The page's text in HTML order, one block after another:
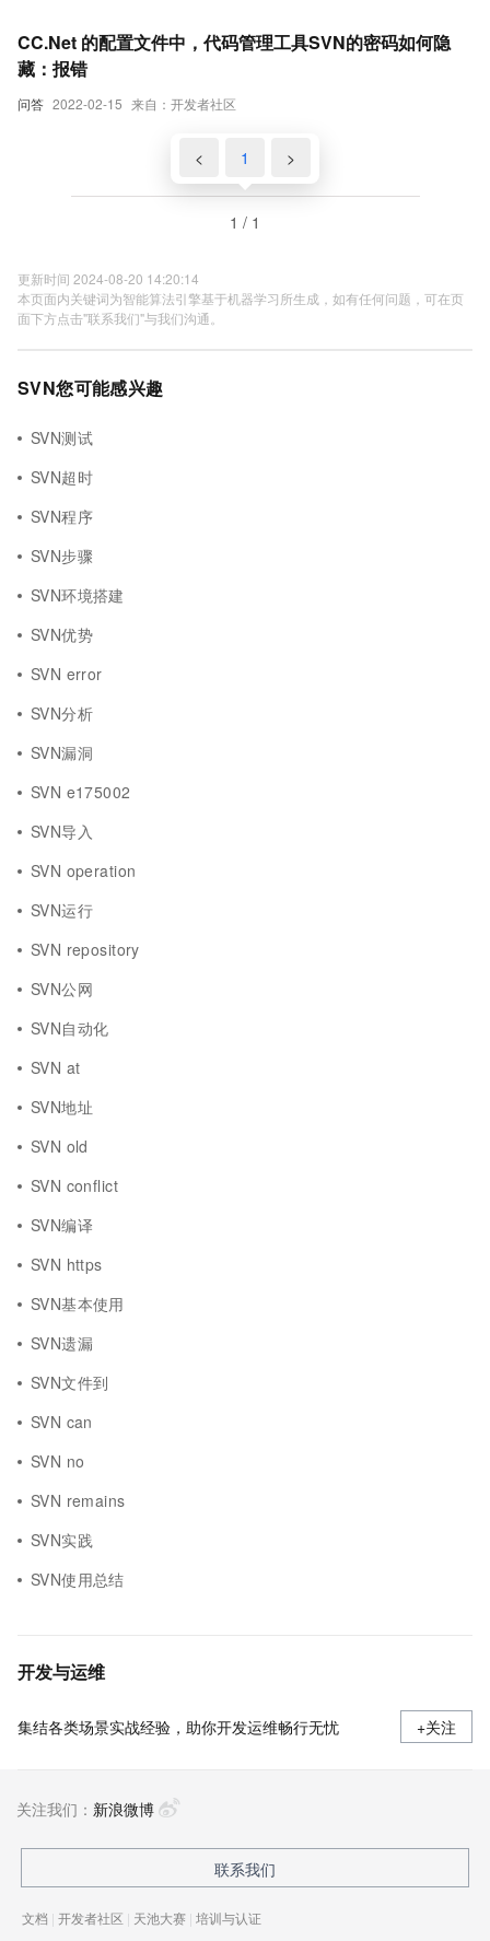
问答 2022-02-15 来自：开发者社区
CC.Net 的配置文件中，代码管理工具SVN的密码如何隐
藏：报错
< 1 >
1 / 1
更新时间 2024-08-20 14:20:14
本页面内关键词为智能算法引擎基于机器学习所生成，如有任何问题，可在页
面下方点击"联系我们"与我们沟通。
SVN您可能感兴趣
SVN测试
SVN超时
SVN程序
SVN步骤
SVN环境搭建
SVN优势
SVN error
SVN分析
SVN漏洞
SVN e175002
SVN导入
SVN operation
SVN运行
SVN repository
SVN公网
SVN自动化
SVN at
SVN地址
SVN old
SVN conflict
SVN编译
SVN https
SVN基本使用
SVN遗漏
SVN文件到
SVN can
SVN no
SVN remains
SVN实践
SVN使用总结
开发与运维
集结各类场景实战经验，助你开发运维畅行无忧 +关注
关注我们： 新浪微博
联系我们
文档 | 开发者社区 | 天池大赛 | 培训与认证